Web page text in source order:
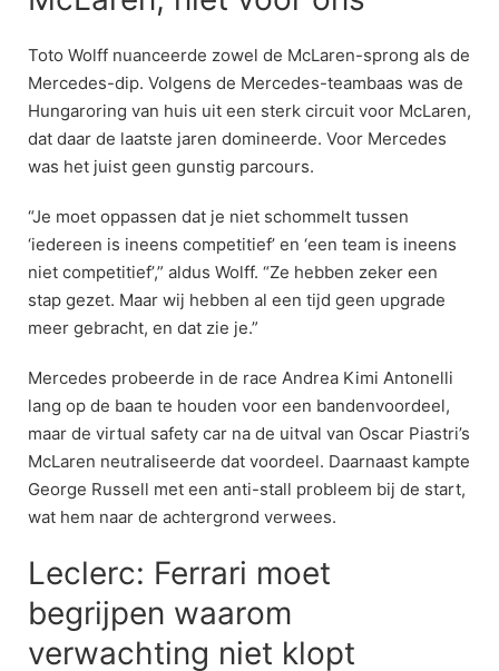
Toto Wolff nuanceerde zowel de McLaren-sprong als de
Mercedes-dip. Volgens de Mercedes-teambaas was de
Hungaroring van huis uit een sterk circuit voor McLaren,
dat daar de laatste jaren domineerde. Voor Mercedes
was het juist geen gunstig parcours.
“Je moet oppassen dat je niet schommelt tussen
‘iedereen is ineens competitief’ en ‘een team is ineens
niet competitief’,” aldus Wolff. “Ze hebben zeker een
stap gezet. Maar wij hebben al een tijd geen upgrade
meer gebracht, en dat zie je.”
Mercedes probeerde in de race Andrea Kimi Antonelli
lang op de baan te houden voor een bandenvoordeel,
maar de virtual safety car na de uitval van Oscar Piastri’s
McLaren neutraliseerde dat voordeel. Daarnaast kampte
George Russell met een anti-stall probleem bij de start,
wat hem naar de achtergrond verwees.
Leclerc: Ferrari moet
begrijpen waarom
verwachting niet klopt